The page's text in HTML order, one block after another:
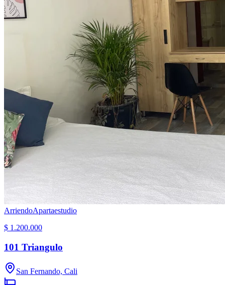
ArriendoApartaestudio
$ 1.200.000
101 Triangulo
San Fernando, Cali